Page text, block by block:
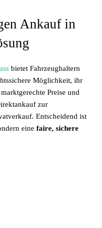
Ankauf in
bietet Fahrzeughaltern
Möglichkeit, ihr
Preise und
zur
Entscheidend ist
eine faire, sichere